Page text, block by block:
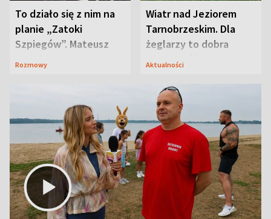
To działo się z nim na
planie „Zatoki
Szpiegów”. Mateusz
Janicki odsłonił
Rozmowy
Wiatr nad Jeziorem
Tarnobrzeskim. Dla
żeglarzy to dobra
wiadomość
Aktualności